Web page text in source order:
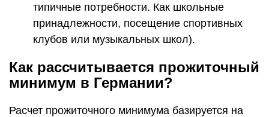
типичные потребности. Как школьные
принадлежности, посещение спортивных
клубов или музыкальных школ).
Как рассчитывается прожиточный
минимум в Германии?
Расчет прожиточного минимума базируется на